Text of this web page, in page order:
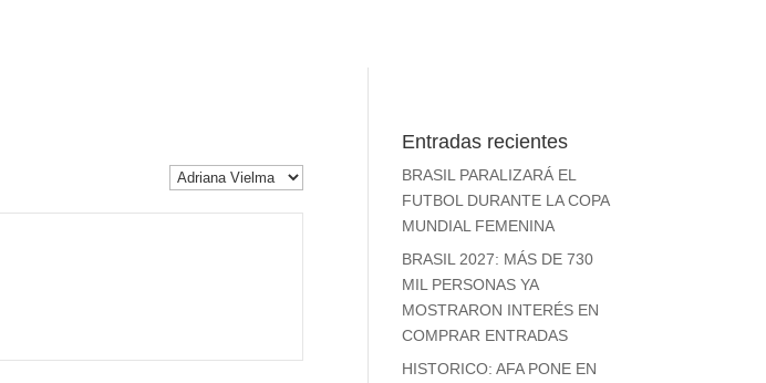
Entradas recientes
BRASIL PARALIZARÁ EL
FUTBOL DURANTE LA COPA
MUNDIAL FEMENINA
BRASIL 2027: MÁS DE 730
MIL PERSONAS YA
MOSTRARON INTERÉS EN
COMPRAR ENTRADAS
HISTORICO: AFA PONE EN